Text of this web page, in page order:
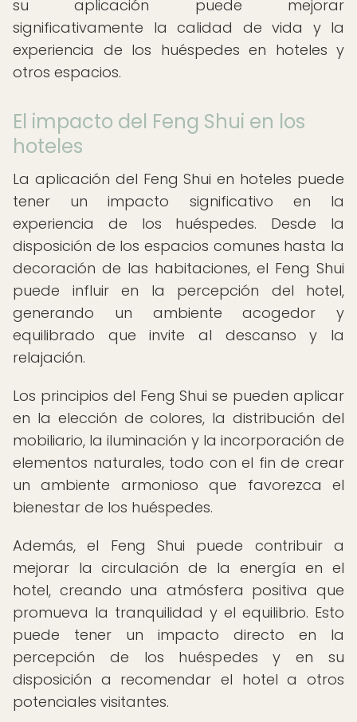
su aplicación puede mejorar
significativamente la calidad de vida y la
experiencia de los huéspedes en hoteles y
otros espacios.
El impacto del Feng Shui en los
hoteles
La aplicación del Feng Shui en hoteles puede
tener un impacto significativo en la
experiencia de los huéspedes. Desde la
disposición de los espacios comunes hasta la
decoración de las habitaciones, el Feng Shui
puede influir en la percepción del hotel,
generando un ambiente acogedor y
equilibrado que invite al descanso y la
relajación.
Los principios del Feng Shui se pueden aplicar
en la elección de colores, la distribución del
mobiliario, la iluminación y la incorporación de
elementos naturales, todo con el fin de crear
un ambiente armonioso que favorezca el
bienestar de los huéspedes.
Además, el Feng Shui puede contribuir a
mejorar la circulación de la energía en el
hotel, creando una atmósfera positiva que
promueva la tranquilidad y el equilibrio. Esto
puede tener un impacto directo en la
percepción de los huéspedes y en su
disposición a recomendar el hotel a otros
potenciales visitantes.